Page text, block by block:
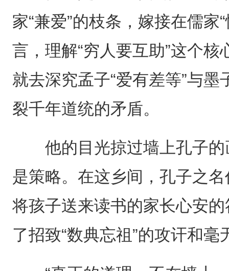
家“兼爱”的枝条，嫁接在儒家
言，理解“穷人要互助”这个
就去深究孟子“爱有差等”与墨
裂千年道统的矛盾。
他的目光掠过墙上孔子的
是策略。在这乡间，孔子之
将孩子送来读书的家长心安
了招致“数典忘祖”的攻讦和